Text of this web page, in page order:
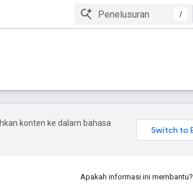
/
konten ke dalam bahasa
Apakah informasi ini membantu?